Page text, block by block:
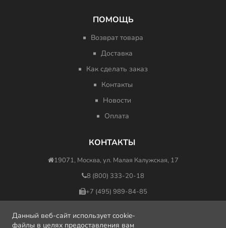
ПОМОЩЬ
Возврат товара
Доставка
Как сделать заказ
Контакты
Новости
Оплата
КОНТАКТЫ
19071, Москва, ул. Малая Калужская, 17
8 (800) 333-20-18
+7 (495) 989-84-85
Данный веб-сайт использует cookie-
файлы в целях предоставления вам